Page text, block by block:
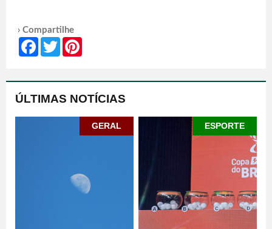
› Compartilhe
Facebook
Twitter
ÚLTIMAS NOTÍCIAS
GERAL ESPORTE